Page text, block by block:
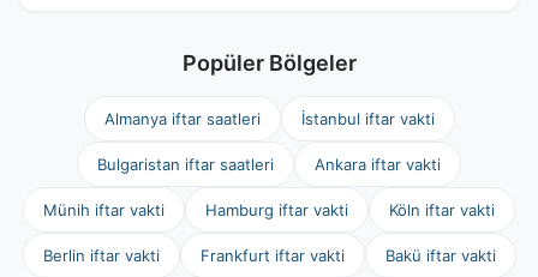
Popüler Bölgeler
Almanya iftar saatleri İstanbul iftar vakti
Bulgaristan iftar saatleri Ankara iftar vakti
Münih iftar vakti Hamburg iftar vakti Köln iftar vakti
Berlin iftar vakti Frankfurt iftar vakti Bakü iftar vakti